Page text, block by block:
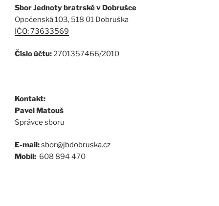
Sbor Jednoty bratrské v Dobrušce
Opočenská 103, 518 01 Dobruška
IČO: 73633569
Číslo účtu:2701357466/2010
Kontakt:
Pavel Matouš
Správce sboru
E-mail:sbor@jbdobruska.cz
Mobil: 608 894 470